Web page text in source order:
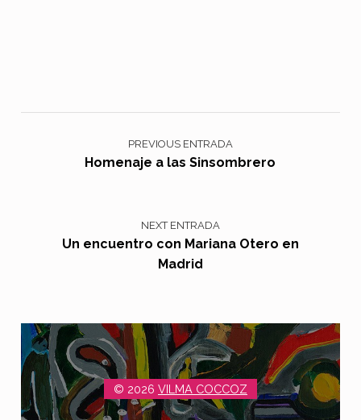
Navegación de entradas
PREVIOUS ENTRADA
Homenaje a las Sinsombrero
NEXT ENTRADA
Un encuentro con Mariana Otero en
Madrid
© 2026 VILMA COCCOZ